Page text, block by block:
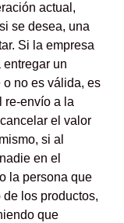
actual,
se desea, una
Si la empresa
un
no es válida, es
re-envío a la
el valor
si al
en el
la persona que
los productos,
que